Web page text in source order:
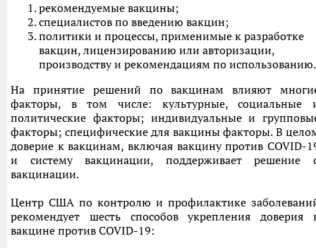
рекомендуемые вакцины;
специалистов по введению вакцин;
политики и процессы, применимые к разработке
вакцин, лицензированию или авторизации,
производству и рекомендациям по использованию.
На принятие решений по вакцинам влияют
факторы, в том числе: культурные, социальные
политические факторы; индивидуальные и
факторы; специфические для вакцины факторы. В
доверие к вакцинам, включая вакцину против COVID-
и систему вакцинации, поддерживает решение
вакцинации.
Центр США по контролю и профилактике
рекомендует шесть способов укрепления доверия
вакцине против COVID-19: